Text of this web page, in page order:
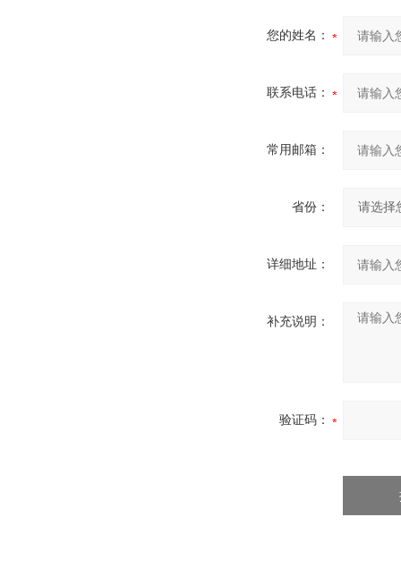
您的姓名：
联系电话：
常用邮箱：
省份：
详细地址：
补充说明：
验证码：